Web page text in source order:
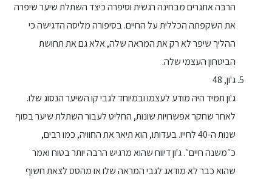
הרבה אתגרים מבחינה רגשית וסיפרה כיצד השתלת שיער שיפרה
את השקפתה הכללית על החיים. בסיפורה מליסה הדגישה כי
ההליך שיפר לא רק את המראה שלה, אלא גם את תחושת
הביטחון העצמי שלה.
ג'ון, 48
ג'ון תמיד היה מודע לעצמו ובמיוחד לגבי קו השיער הנסוג שלו.
לאחר שחקר אפשרויות שונות, החליט לעבור השתלת שיער בסוף
שנות ה-40 לחייו. בעדותו, הוא תיאר את החוויה, כמו רבים,
כ״משנה חיים״. ג'ון דיווח שהוא מרגיש הרבה יותר בטוח ואמר
שהוא כבר לא מודאג לגבי המראה שלו או מהסס לצאת חשוף